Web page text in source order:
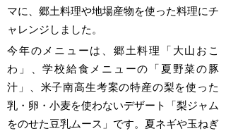
マに、郷土料理や地場産物を使った料理にチ
ャレンジしました。
今年のメニューは、郷土料理「大山おこ
わ」、学校給食メニューの「夏野菜の豚
汁」、米子南高生考案の特産の梨を使った
乳・卵・小麦を使わないデザート「梨ジャム
をのせた豆乳ムース」です。夏ネギや玉ねぎ